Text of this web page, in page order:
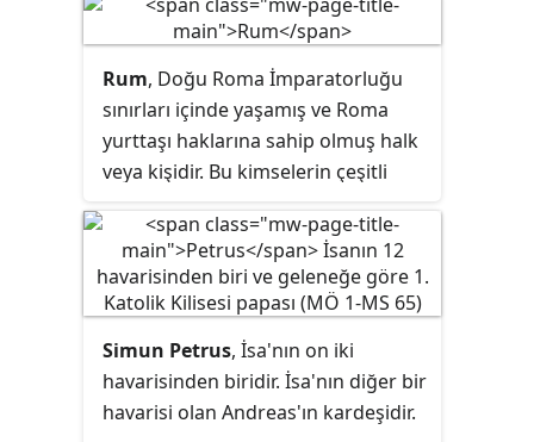
nehirleri arasında ve Akdeniz'e
yakındır. Yaklaşık 2,7 milyon nüfuslu
şehirde, Katoliklerin ruhani lideri
Papa'nın yaşadığı bağımsız devlet
Vatikan da yer almaktadır. Bu
sebeple Roma'ya bazı kaynaklar
denilmektedir.
Rum, Doğu Roma İmparatorluğu
sınırları içinde yaşamış ve Roma
yurttaşı haklarına sahip olmuş halk
veya kişidir. Bu kimselerin çeşitli
bir topluluk olmalarına karşın
ilerleyen zamanda bu kimselerin
konuştukları Latinceyi bırakarak
Yunancayı benimsemeleri ve
çoğunluğun Müslümanlardan
oluştuğu yerlerde yaşamaları
nedeniyle daha sonradan bu
Simun Petrus, İsa'nın on iki
havarisinden biridir. İsa'nın diğer bir
havarisi olan Andreas'ın kardeşidir.